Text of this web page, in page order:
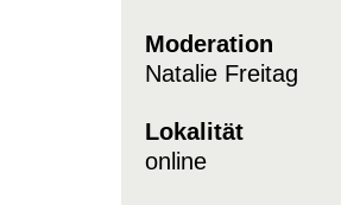
Moderation
Natalie Freitag
Lokalität
online